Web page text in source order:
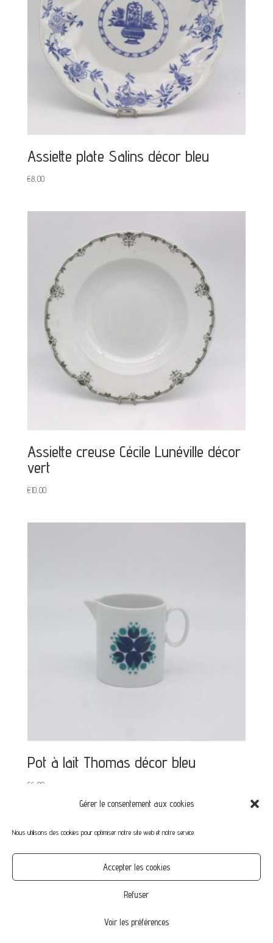
Gérer le consentement aux cookies
Nous utilisons des cookies pour optimiser notre site web et notre service.
Accepter les cookies
Refuser
Voir les préférences
Assiette plate Salins décor bleu
€8,00
Assiette creuse Cécile Lunéville décor
vert
€10,00
Pot à lait Thomas décor bleu
€6,00
Mot de passe perdu